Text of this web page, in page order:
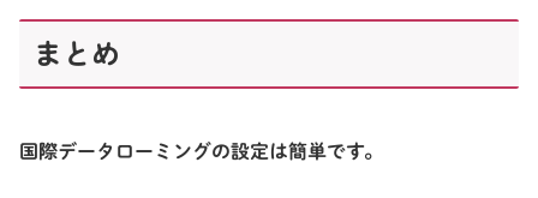
まとめ
国際データローミングの設定は簡単です。